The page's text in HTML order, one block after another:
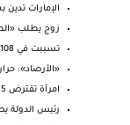
الإمارات
زوج يطلب
تسببت في 108 حادث .. شرطة دبي تستخدم أجهزة ذكية لر...
«الأرصاد»:
امرأة تقترض 265 ألف درهم من صديقتها بضمان شيك دون ...
رئيس الدولة